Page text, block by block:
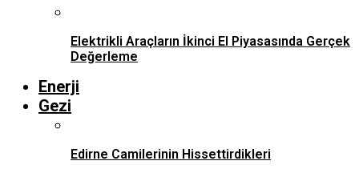
Elektrikli Araçların İkinci El Piyasasında Gerçek
Değerleme
Enerji
Gezi
Edirne Camilerinin Hissettirdikleri